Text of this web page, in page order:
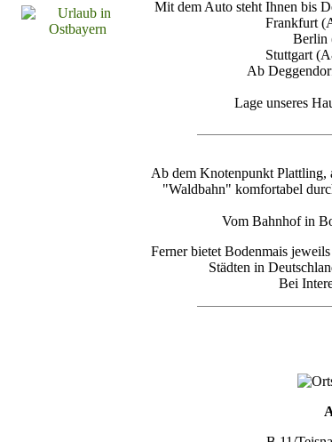
Mit dem Auto steht Ihnen bis
Frankfurt
Berlin
Stuttgart
Ab
Lage unseres
Ab dem Knotenpunkt Plattling,
"Waldbahn" komfortabel
Vom Bahnhof in
Ferner bietet Bodenmais
Städten in
Bei